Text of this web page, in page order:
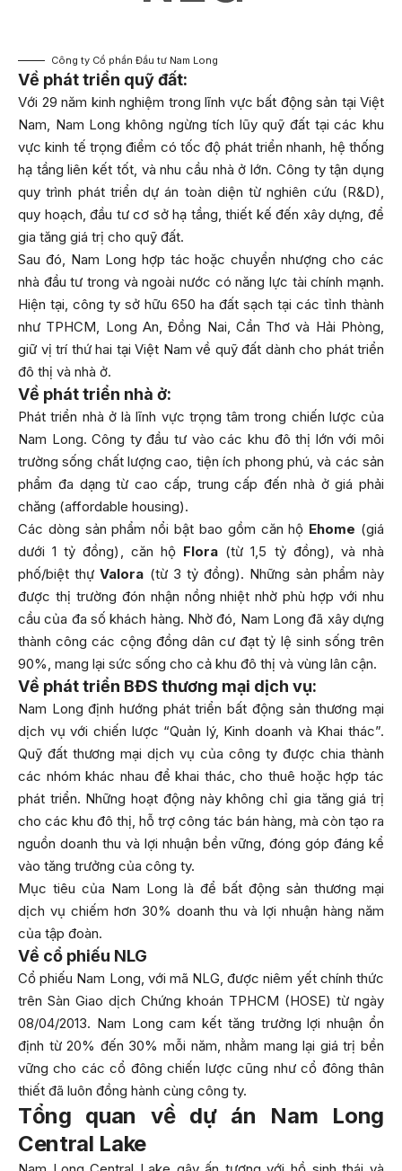
Công ty Cổ phần Đầu tư Nam Long
Về phát triển quỹ đất:
Với 29 năm kinh nghiệm trong lĩnh vực bất động sản tại Việt
Nam, Nam Long không ngừng tích lũy quỹ đất tại các khu
vực kinh tế trọng điểm có tốc độ phát triển nhanh, hệ thống
hạ tầng liên kết tốt, và nhu cầu nhà ở lớn. Công ty tận dụng
quy trình phát triển dự án toàn diện từ nghiên cứu (R&D),
quy hoạch, đầu tư cơ sở hạ tầng, thiết kế đến xây dựng, để
gia tăng giá trị cho quỹ đất.
Sau đó, Nam Long hợp tác hoặc chuyển nhượng cho các
nhà đầu tư trong và ngoài nước có năng lực tài chính mạnh.
Hiện tại, công ty sở hữu 650 ha đất sạch tại các tỉnh thành
như TPHCM, Long An, Đồng Nai, Cần Thơ và Hải Phòng,
giữ vị trí thứ hai tại Việt Nam về quỹ đất dành cho phát triển
đô thị và nhà ở.
Về phát triển nhà ở:
Phát triển nhà ở là lĩnh vực trọng tâm trong chiến lược của
Nam Long. Công ty đầu tư vào các khu đô thị lớn với môi
trường sống chất lượng cao, tiện ích phong phú, và các sản
phẩm đa dạng từ cao cấp, trung cấp đến nhà ở giá phải
chăng (affordable housing).
Các dòng sản phẩm nổi bật bao gồm căn hộ Ehome (giá
dưới 1 tỷ đồng), căn hộ Flora (từ 1,5 tỷ đồng), và nhà
phố/biệt thựValora (từ 3 tỷ đồng). Những sản phẩm này
được thị trường đón nhận nồng nhiệt nhờ phù hợp với nhu
cầu của đa số khách hàng. Nhờ đó, Nam Long đã xây dựng
thành công các cộng đồng dân cư đạt tỷ lệ sinh sống trên
90%, mang lại sức sống cho cả khu đô thị và vùng lân cận.
Về phát triển BĐS thương mại dịch vụ:
Nam Long định hướng phát triển bất động sản thương mại
dịch vụ với chiến lược “Quản lý, Kinh doanh và Khai thác”.
Quỹ đất thương mại dịch vụ của công ty được chia thành
các nhóm khác nhau để khai thác, cho thuê hoặc hợp tác
phát triển. Những hoạt động này không chỉ gia tăng giá trị
cho các khu đô thị, hỗ trợ công tác bán hàng, mà còn tạo ra
nguồn doanh thu và lợi nhuận bền vững, đóng góp đáng kể
vào tăng trưởng của công ty.
Mục tiêu của Nam Long là để bất động sản thương mại
dịch vụ chiếm hơn 30% doanh thu và lợi nhuận hàng năm
của tập đoàn.
Về cổ phiếu NLG
Cổ phiếu Nam Long, với mã NLG, được niêm yết chính thức
trên Sàn Giao dịch Chứng khoán TPHCM (HOSE) từ ngày
08/04/2013. Nam Long cam kết tăng trưởng lợi nhuận ổn
định từ 20% đến 30% mỗi năm, nhằm mang lại giá trị bền
vững cho các cổ đông chiến lược cũng như cổ đông thân
thiết đã luôn đồng hành cùng công ty.
Tổng quan về dự án Nam Long
Central Lake